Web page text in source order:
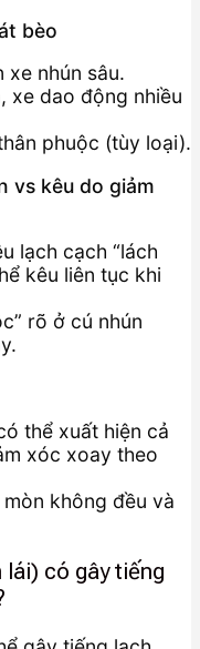
bèo
xe nhún sâu.
xe dao động nhiều
phuộc (tùy loại).
vs kêu do giảm
lạch cạch “lách
kêu liên tục khi
rõ ở cú nhún
thể xuất hiện cả
xóc xoay theo
không đều và
có gây tiếng